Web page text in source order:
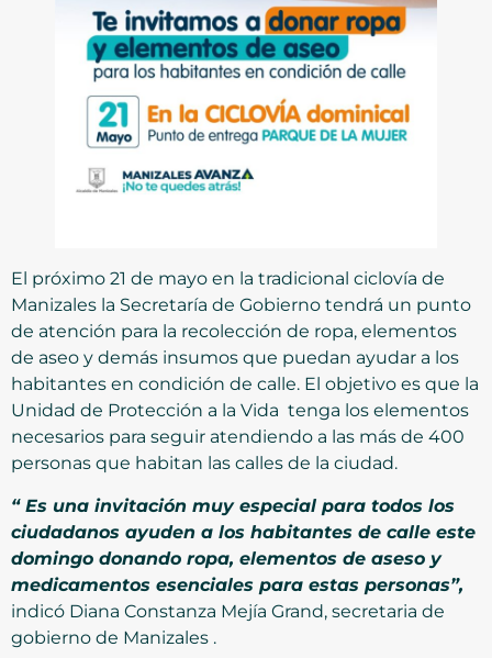
El próximo 21 de mayo en la tradicional ciclovía de
Manizales la Secretaría de Gobierno tendrá un punto
de atención para la recolección de ropa, elementos
de aseo y demás insumos que puedan ayudar a los
habitantes en condición de calle. El objetivo es que la
Unidad de Protección a la Vida tenga los elementos
necesarios para seguir atendiendo a las más de 400
personas que habitan las calles de la ciudad.
“ Es una invitación muy especial para todos los
ciudadanos ayuden a los habitantes de calle este
domingo donando ropa, elementos de aseso y
medicamentos esenciales para estas personas”,
indicó Diana Constanza Mejía Grand, secretaria de
gobierno de Manizales .